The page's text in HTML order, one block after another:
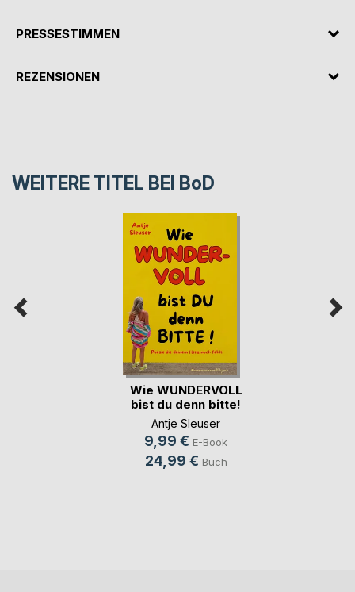
PRESSESTIMMEN
REZENSIONEN
WEITERE TITEL BEI BoD
Wie WUNDERVOLL
bist du denn bitte!
Antje Sleuser
9,99 € E-Book
24,99 € Buch